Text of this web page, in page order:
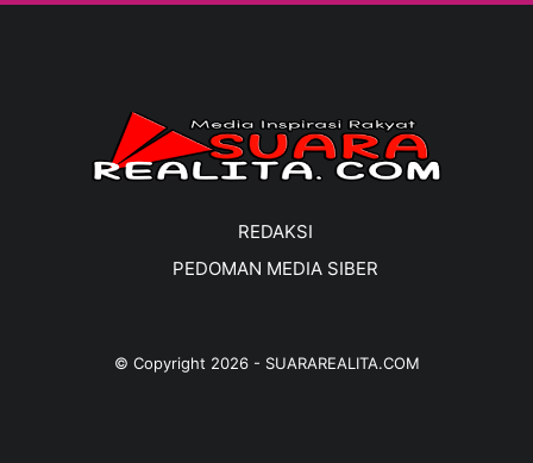
REDAKSI
PEDOMAN MEDIA SIBER
© Copyright 2026- SUARAREALITA.COM